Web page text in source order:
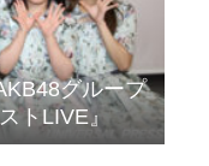
グループ
トLIVE』